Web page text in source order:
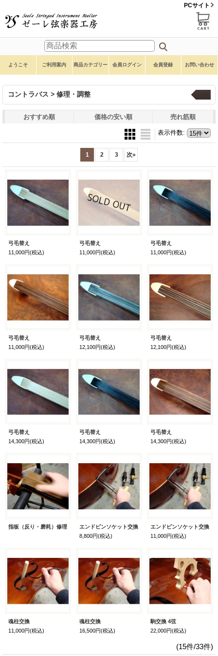
PCサイト
ようこそ ご利用案内 商品カテゴリー 会員ログイン 会員登録 お問い合わせ
コントラバス > 修理・調整
おすすめ順 価格の安い順 売れ筋順
表示件数:
1 2 3 次»
弓毛替え
11,000円(税込)
弓毛替え
11,000円(税込)
弓毛替え
11,000円(税込)
弓毛替え
11,000円(税込)
弓毛替え
12,100円(税込)
弓毛替え
12,100円(税込)
弓毛替え
14,300円(税込)
弓毛替え
14,300円(税込)
弓毛替え
14,300円(税込)
指板（反り・磨耗）修理
エンドピンソケット交換
8,800円(税込)
エンドピンソケット交換
11,000円(税込)
魂柱交換
11,000円(税込)
魂柱交換
16,500円(税込)
駒交換 4弦
22,000円(税込)
(15件/33件)